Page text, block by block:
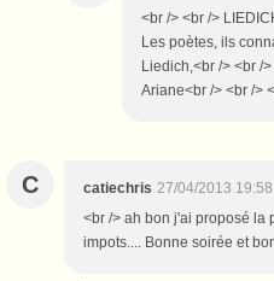
<br /> <br />
Les poètes, ils
Liedich,<br /> <br /
Ariane<br /> <br />
C catiechris 27/04/2013 19:58
<br /> ah bon j'ai proposé la
impots.... Bonne soirée et